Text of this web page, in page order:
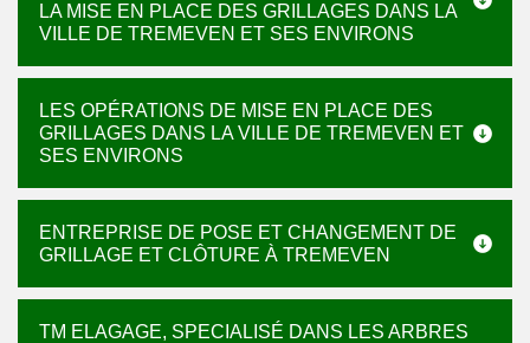
LA MISE EN PLACE DES GRILLAGES DANS LA
VILLE DE TREMEVEN ET SES ENVIRONS
LES OPÉRATIONS DE MISE EN PLACE DES
GRILLAGES DANS LA VILLE DE TREMEVEN ET
SES ENVIRONS
ENTREPRISE DE POSE ET CHANGEMENT DE
GRILLAGE ET CLÔTURE À TREMEVEN
TM ELAGAGE, SPECIALISÉ DANS LES ARBRES